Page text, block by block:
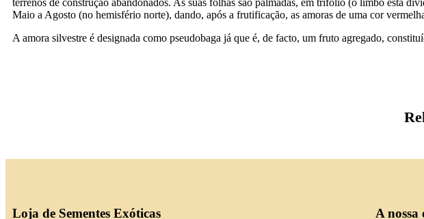
terrenos de construção abandonados. As suas folhas são palmadas, em trifólio (o limbo está
Maio a Agosto (no hemisfério norte), dando, após a frutificação, as amoras de uma cor
A amora silvestre é designada como pseudobaga já que é, de facto, um fruto agregado,
Loja de Sementes Exóticas A nossa